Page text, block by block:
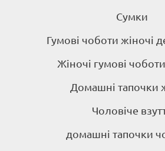
Сумки
Гумові чоботи жіночі
Жіночі гумові
Домашні тапочки
Чоловіче
домашні тапочки